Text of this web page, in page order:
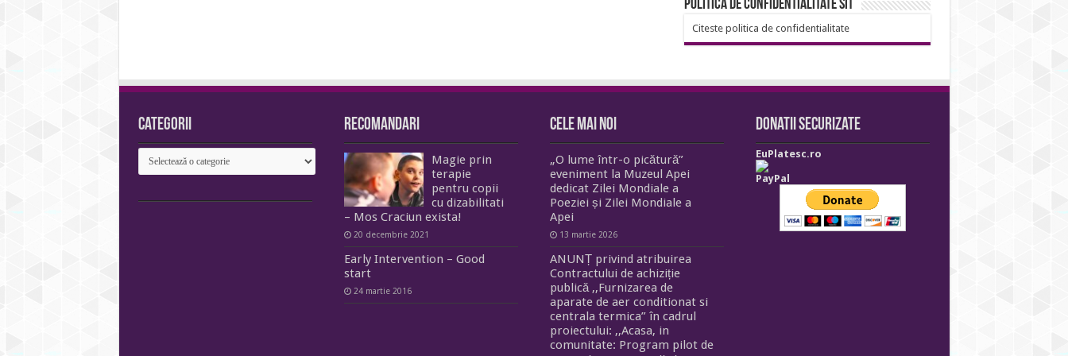
Politica de confidentialitate sit
Citeste politica de confidentialitate
Categorii
Categorii
Recomandari
Magie prin
terapie
pentru copii
cu dizabilitati
– Mos Craciun exista!
20 decembrie 2021
Early Intervention – Good
start
24 martie 2016
Cele mai noi
„O lume într-o picătură”
eveniment la Muzeul Apei
dedicat Zilei Mondiale a
Poeziei și Zilei Mondiale a
Apei
13 martie 2026
ANUNȚ privind atribuirea
Contractului de achiziție
publică ,,Furnizarea de
aparate de aer conditionat si
centrala termica” în cadrul
proiectului: ,,Acasa, in
comunitate: Program pilot de
Donatii securizate
EuPlatesc.ro
PayPal